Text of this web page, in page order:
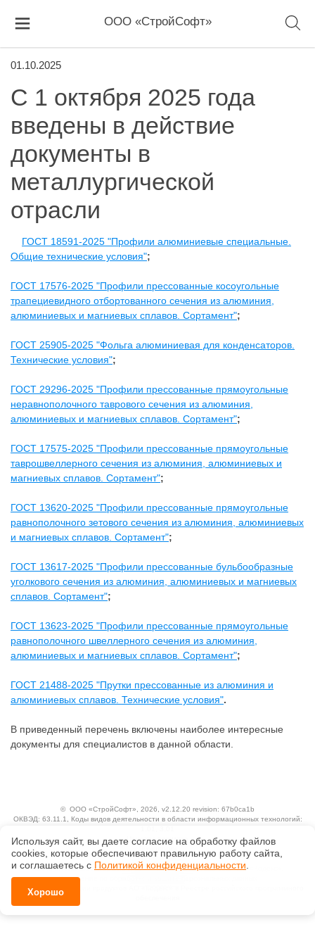
ООО «СтройСофт»
01.10.2025
С 1 октября 2025 года
введены в действие
документы в
металлургической
отрасли
ГОСТ 18591-2025 "Профили алюминиевые специальные.
Общие технические условия";
ГОСТ 17576-2025 "Профили прессованные косоугольные
трапециевидного отбортованного сечения из алюминия,
алюминиевых и магниевых сплавов. Сортамент";
ГОСТ 25905-2025 "Фольга алюминиевая для конденсаторов.
Технические условия";
ГОСТ 29296-2025 "Профили прессованные прямоугольные
неравнополочного таврового сечения из алюминия,
алюминиевых и магниевых сплавов. Сортамент";
ГОСТ 17575-2025 "Профили прессованные прямоугольные
таврошвеллерного сечения из алюминия, алюминиевых и
магниевых сплавов. Сортамент";
ГОСТ 13620-2025 "Профили прессованные прямоугольные
равнополочного зетового сечения из алюминия, алюминиевых
и магниевых сплавов. Сортамент";
ГОСТ 13617-2025 "Профили прессованные бульбообразные
уголкового сечения из алюминия, алюминиевых и магниевых
сплавов. Сортамент";
ГОСТ 13623-2025 "Профили прессованные прямоугольные
равнополочного швеллерного сечения из алюминия,
алюминиевых и магниевых сплавов. Сортамент";
ГОСТ 21488-2025 "Прутки прессованные из алюминия и
алюминиевых сплавов. Технические условия".
В приведенный перечень включены наиболее интересные
документы для специалистов в данной области.
© ООО «СтройСофт» , 2026, v2.12.20 revision: 67b0ca1b
ОКВЭД: 63.11.1, Коды видов деятельности в области информационных технологий:
Ценовая политика
Исключительные авторские и смежные права принадлежат АО «Кодекс».
Положение по обработке и защите персональных данных
Справка о регистрации продуктов АО «Кодекс» в Реестре российского программного
Используя сайт, вы даете согласие на обработку файлов
сооkiеs, которые обеспечивают правильную работу сайта,
и соглашаетесь с Политикой конфиденциальности.
Хорошо